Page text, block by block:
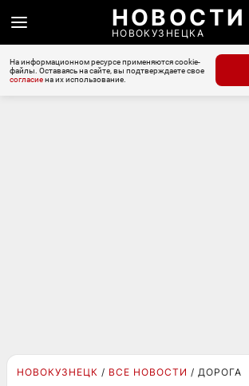
НОВОСТИ
НОВОКУЗНЕЦКА
На информационном ресурсе применяются cookie-
файлы. Оставаясь на сайте, вы подтверждаете свое
согласиена их использование.
НОВОКУЗНЕЦК ВСЕ НОВОСТИ ДОРОГА